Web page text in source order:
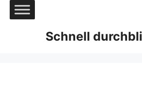
Zum
Inhalt
Schnell